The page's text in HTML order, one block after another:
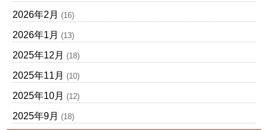
2026年2月 (16)
2026年1月 (13)
2025年12月 (18)
2025年11月 (10)
2025年10月 (12)
2025年9月 (18)